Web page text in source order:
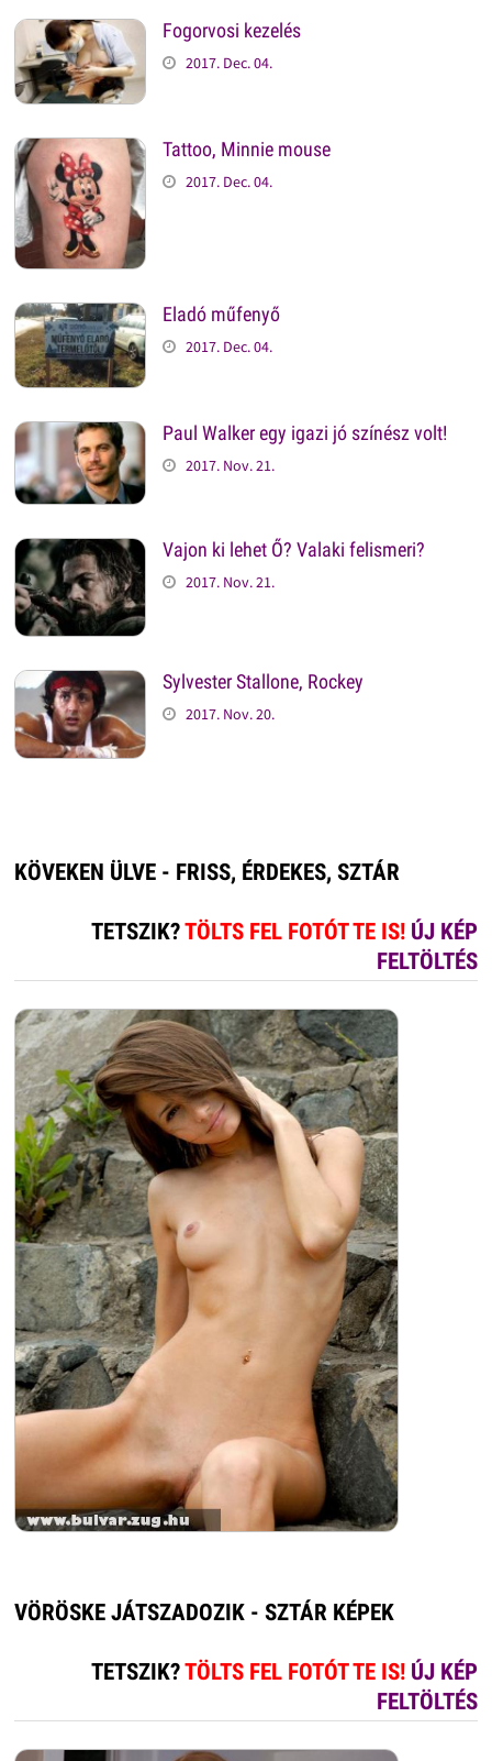
Fogorvosi kezelés
2017. Dec. 04.
Tattoo, Minnie mouse
2017. Dec. 04.
Eladó műfenyő
2017. Dec. 04.
Paul Walker egy igazi jó színész volt!
2017. Nov. 21.
Vajon ki lehet Ő? Valaki felismeri?
2017. Nov. 21.
Sylvester Stallone, Rockey
2017. Nov. 20.
KÖVEKEN ÜLVE - FRISS, ÉRDEKES, SZTÁR
TETSZIK?TÖLTS FEL FOTÓT TE IS! ÚJ KÉP
FELTÖLTÉS
VÖRÖSKE JÁTSZADOZIK - SZTÁR KÉPEK
TETSZIK?TÖLTS FEL FOTÓT TE IS! ÚJ KÉP
FELTÖLTÉS